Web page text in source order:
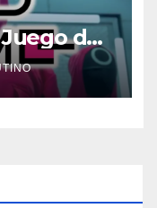
del